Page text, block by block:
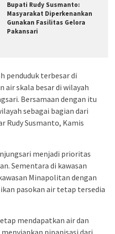
Bupati Rudy Susmanto:
Masyarakat Diperkenankan
Gunakan Fasilitas Gelora
Pakansari
penduduk terbesar di
air skala besar di wilayah
Bersamaan dengan itu
sebagai bagian dari
Rudy Susmanto, Kamis
menjadi prioritas
Sementara di kawasan
Minapolitan dengan
pasokan air tetap tersedia
mendapatkan air dan
pipanisasi dari